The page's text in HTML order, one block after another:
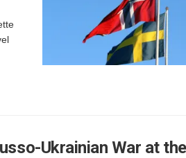
Ukrainian War at the